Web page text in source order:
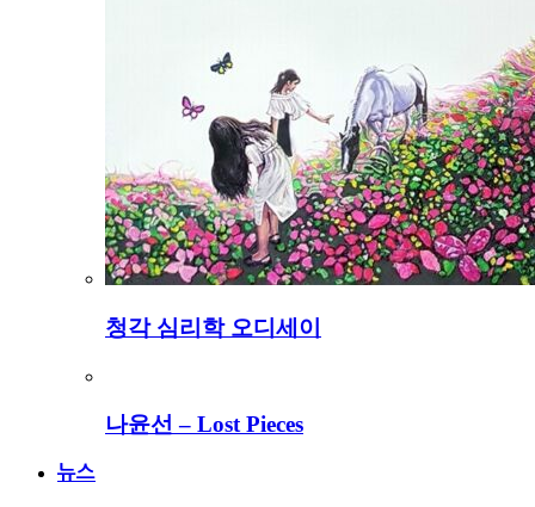
청각 심리학 오디세이
나윤선 – Lost Pieces
뉴스